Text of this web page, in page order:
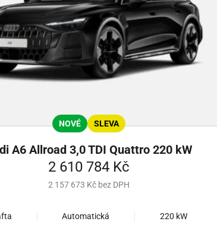
NOVÉ SLEVA
A6 Allroad 3,0 TDI Quattro 220 kW
2 610 784 Kč
2 157 673 Kč bez DPH
Automatická 220 kW